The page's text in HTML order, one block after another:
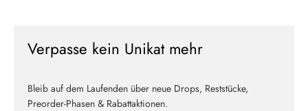
Verpasse kein Unikat mehr
Bleib auf dem Laufenden über neue Drops, Reststücke,
Preorder-Phasen & Rabattaktionen.